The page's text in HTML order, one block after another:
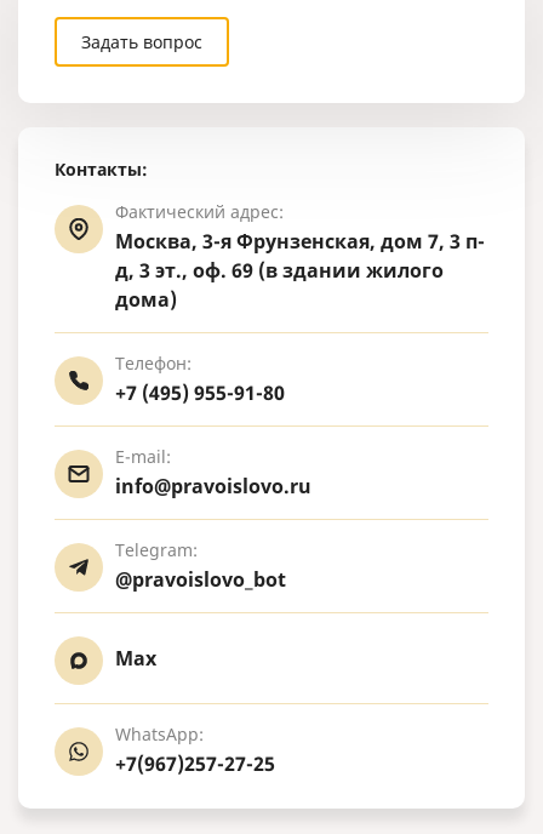
Контакты:
Фактический адрес:
Москва, 3-я Фрунзенская, дом 7, 3 п-
д, 3 эт., оф. 69 (в здании жилого
дома)
Телефон:
+7 (495) 955-91-80
E-mail:
info@pravoislovo.ru
Telegram:
@pravoislovo_bot
Max
WhatsApp:
+7(967)257-27-25
Задать вопрос